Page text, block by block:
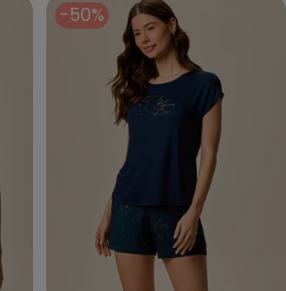
-50%